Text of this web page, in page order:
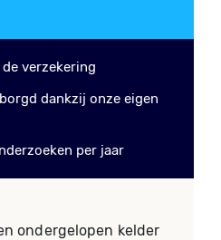
verzekering
dankzij onze eigen
per jaar
ondergelopen kelder